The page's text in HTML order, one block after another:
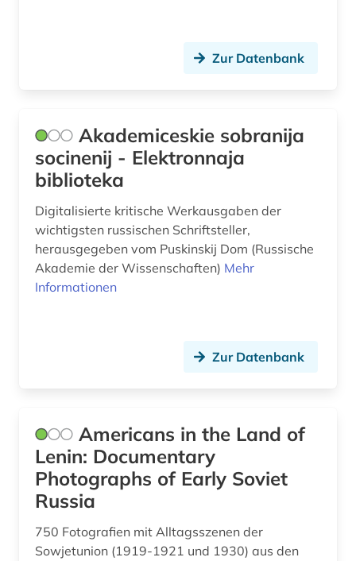
galloromanistik (5)
geisteswissenschaften (8)
genealogie (1)
gercen (1)
germanistik (2)
geschichte (23)
geschichte 1000-1800 (1)
geschichte 1918 - 1989 (1)
geschichte 1945- (1)
Zur Datenbank
Akademiceskie sobranija
socinenij - Elektronnaja
biblioteka
Digitalisierte kritische Werkausgaben der
wichtigsten russischen Schriftsteller,
herausgegeben vom Puskinskij Dom (Russische
Akademie der Wissenschaften) Mehr
Informationen
Zur Datenbank
Americans in the Land of
Lenin: Documentary
Photographs of Early Soviet
Russia
750 Fotografien mit Alltagsszenen der
Sowjetunion (1919-1921 und 1930) aus den